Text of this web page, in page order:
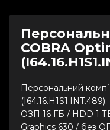
COBRA
Персональний
ОЗП 16 ГБ / HDD 1
Graphics 630 / без